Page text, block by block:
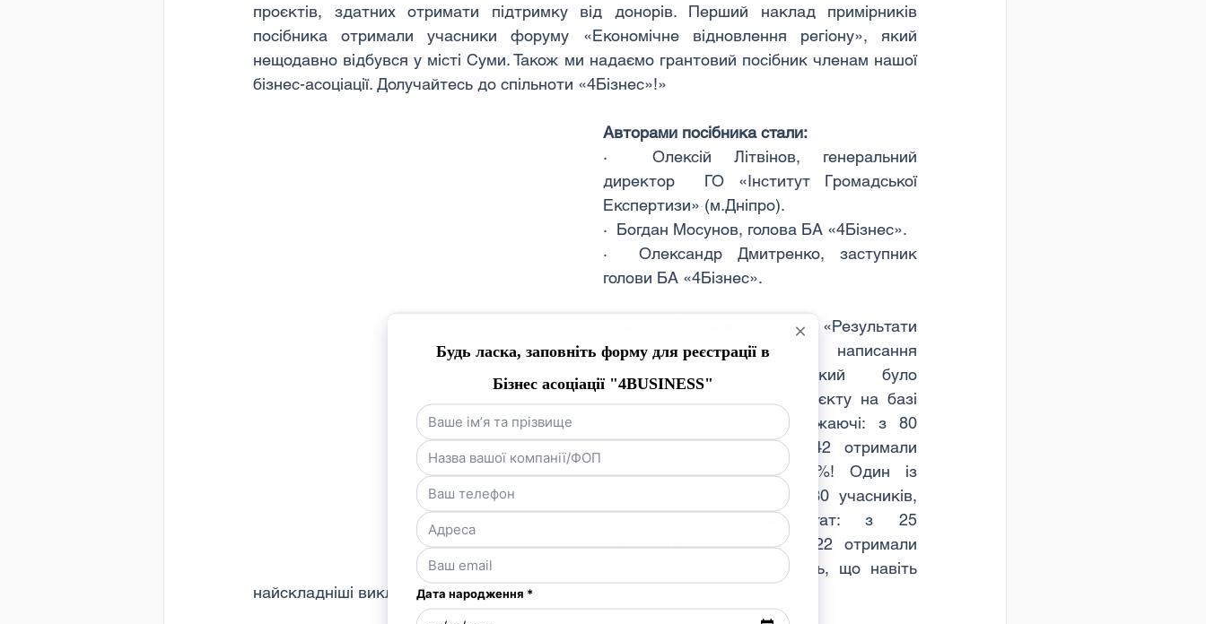
проєктів, здатних отримати підтримку від донорів. Перший наклад примірників
посібника отримали учасники форуму «Економічне відновлення регіону», який
нещодавно відбувся у місті Суми. Також ми надаємо грантовий посібник членам нашої
бізнес-асоціації. Долучайтесь до спільноти «4Бізнес»!»
Авторами посібника стали:
·  Олексій Літвінов, генеральний
директор  ГО «Інститут Громадської
Експертизи» (м.Дніпро).
·  Богдан Мосунов, голова БА «4Бізнес».
·  Олександр Дмитренко, заступник
голови БА «4Бізнес».
зазначив: «Результати
навчального курсу з написання
грантових заявок, який було
організовано в рамках проєкту на базі
матеріалів посібника, вражаючі: з 80
підготовлених заявок – 42 отримали
підтримку, це більше 50%! Один із
тренінгів, на якому було 30 учасників,
дав наступний результат: з 25
підготовлених проєктів - 22 отримали
фінансування! Це доводить, що навіть
найскладніші виклики можуть перетворитися на нові можливості».